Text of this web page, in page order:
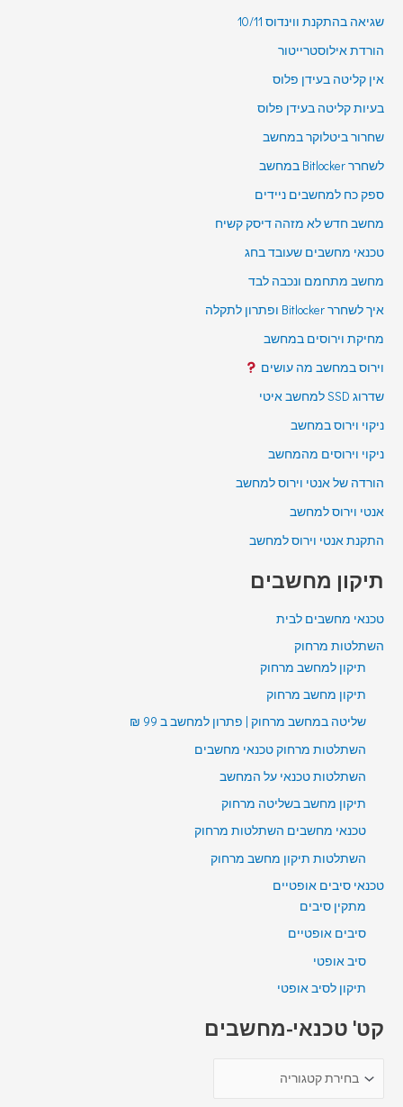
שגיאה בהתקנת ווינדוס 10/11
הורדת אילוסטרייטור
אין קליטה בעידן פלוס
בעיות קליטה בעידן פלוס
שחרור ביטלוקר במחשב
לשחרר Bitlocker במחשב
ספק כח למחשבים ניידים
מחשב חדש לא מזהה דיסק קשיח
טכנאי מחשבים שעובד בחג
מחשב מתחמם ונכבה לבד
איך לשחרר Bitlocker ופתרון לתקלה
מחיקת וירוסים במחשב
וירוס במחשב מה עושים
שדרוג SSD למחשב איטי
ניקוי וירוס במחשב
ניקוי וירוסים מהמחשב
הורדה של אנטי וירוס למחשב
אנטי וירוס למחשב
התקנת אנטי וירוס למחשב
תיקון מחשבים
טכנאי מחשבים לבית
השתלטות מרחוק
תיקון למחשב מרחוק
תיקון מחשב מרחוק
שליטה במחשב מרחוק | פתרון למחשב ב 99 ₪
השתלטות מרחוק טכנאי מחשבים
השתלטות טכנאי על המחשב
תיקון מחשב בשליטה מרחוק
טכנאי מחשבים השתלטות מרחוק
השתלטות תיקון מחשב מרחוק
טכנאי סיבים אופטיים
מתקין סיבים
סיבים אופטיים
סיב אופטי
תיקון לסיב אופטי
קט' טכנאי-מחשבים